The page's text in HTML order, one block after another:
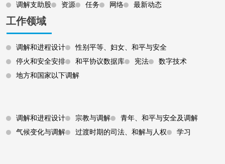
调解支助股 资源 任务 网络 最新动态
工作领域
调解和进程设计
性别平等、妇女、和平与安全
停火和安全安排
和平协议数据库 宪法
数字技术
地方和国家以下调解
Footer 3
调解和进程设计 宗教与调解
青年、和平与安全及调解
气候变化与调解
过渡时期的司法、和解与人权 学习